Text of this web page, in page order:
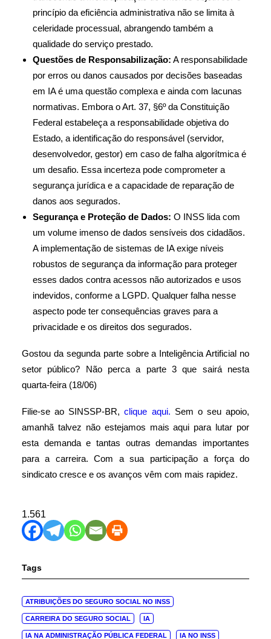
princípio da eficiência administrativa não se limita à
celeridade processual, abrangendo também a
qualidade do serviço prestado.
Questões de Responsabilização: A responsabilidade
por erros ou danos causados por decisões baseadas
em IA é uma questão complexa e ainda com lacunas
normativas. Embora o Art. 37, §6º da Constituição
Federal estabeleça a responsabilidade objetiva do
Estado, a identificação do responsável (servidor,
desenvolvedor, gestor) em caso de falha algorítmica é
um desafio. Essa incerteza pode comprometer a
segurança jurídica e a capacidade de reparação de
danos aos segurados.
Segurança e Proteção de Dados: O INSS lida com
um volume imenso de dados sensíveis dos cidadãos.
A implementação de sistemas de IA exige níveis
robustos de segurança da informação para proteger
esses dados contra acessos não autorizados e usos
indevidos, conforme a LGPD. Qualquer falha nesse
aspecto pode ter consequências graves para a
privacidade e os direitos dos segurados.
Gostou da segunda parte sobre a Inteligência Artificial no
setor público? Não perca a parte 3 que sairá nesta
quarta-feira (18/06)
Filie-se ao SINSSP-BR,clique aqui. Sem o seu apoio,
amanhã talvez não estejamos mais aqui para lutar por
esta demanda e tantas outras demandas importantes
para a carreira. Com a sua participação a força do
sindicato cresce e os avanços vêm com mais rapidez.
1.561
Tags
ATRIBUIÇÕES DO SEGURO SOCIAL NO INSS
CARREIRA DO SEGURO SOCIAL IA
IA NA ADMINISTRAÇÃO PÚBLICA FEDERAL IA NO INSS